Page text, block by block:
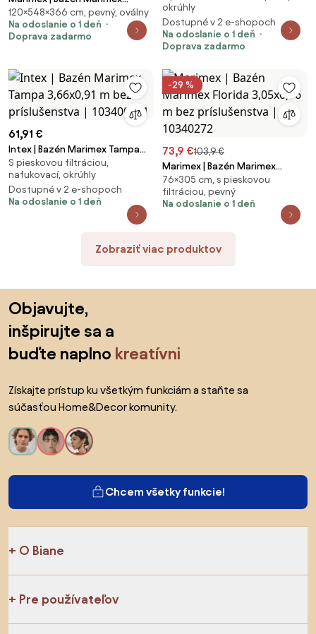
Orlando Premium DL 3,66 x5, 48
m bez príslušenstva - motív
GRAPHIT | 10303045
120×548×366 cm, pevný, oválny
Na odoslanie o 1 deň
Doprava zadarmo
príslušenstva - motív RATAN |
10340213
okrúhly
Dostupné v 2 e-shopoch
Na odoslanie o 1 deň
Doprava zadarmo
61,91 €
Intex | Bazén Marimex Tampa
3,66x0,91 m bez príslušenstva |
103400411
S pieskovou filtráciou,
nafukovací, okrúhly
Dostupné v 2 e-shopoch
Na odoslanie o 1 deň
-29 %
73,9 €103,9 €
Marimex | Bazén Marimex
Florida 3,05x0,76 m bez
príslušenstva | 10340272
76×305 cm, s pieskovou
filtráciou, pevný
Na odoslanie o 1 deň
Zobraziť viac produktov
Objavujte,
inšpirujte sa a
buďte naplno kreatívni
Získajte prístup ku všetkým funkciám a staňte sa
súčasťou Home&Decor komunity.
Chcem všetky funkcie!
O Biane
Pre používateľov